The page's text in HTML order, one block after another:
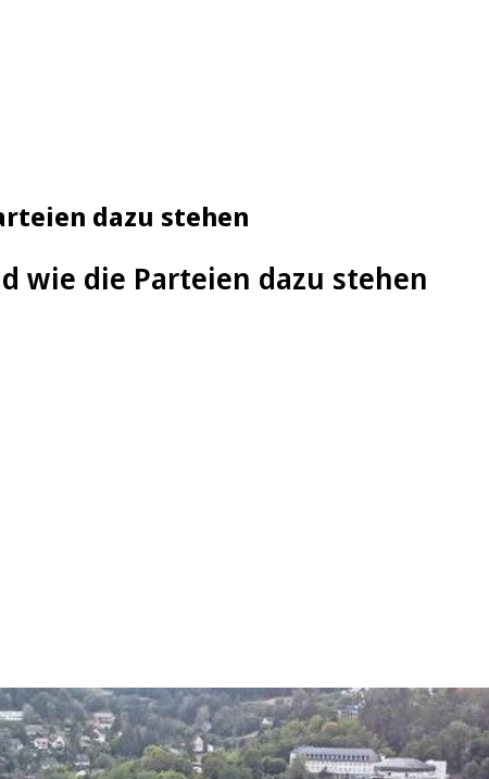
dazu stehen
wie die Parteien dazu stehen